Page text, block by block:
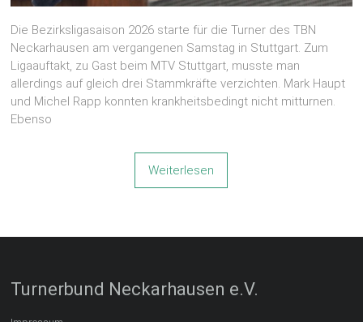
Die Bezirksligasaison 2026 starte für die Turner des TBN
Neckarhausen am vergangenen Samstag in Stuttgart. Zum
Ligaauftakt, zu Gast beim MTV Stuttgart, musste man
allerdings auf gleich drei Stammkräfte verzichten. Mark Haupt
und Michel Rapp konnten krankheitsbedingt nicht mitturnen.
Ebenso
Weiterlesen
Turnerbund Neckarhausen e.V.